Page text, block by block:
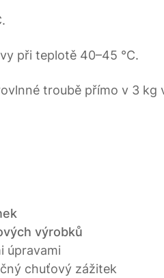
při teplotě 40–45 °C.
troubě přímo v 3 kg
výrobků
úpravami
chuťový zážitek